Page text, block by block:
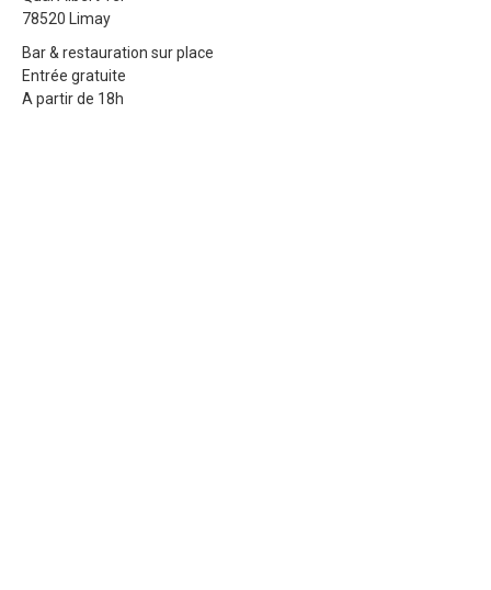
78520 Limay
Bar & restauration sur place
Entrée gratuite
A partir de 18h